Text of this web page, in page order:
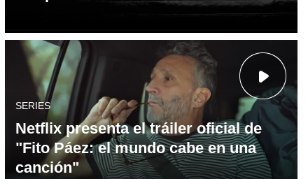
SERIES
Netflix presenta el tráiler oficial de
"Fito Páez: el mundo cabe en una
canción"